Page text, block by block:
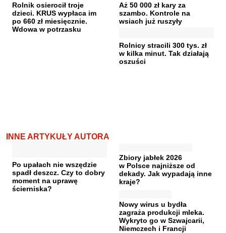
Rolnik osierocił troje
dzieci. KRUS wypłaca im
po 660 zł miesięcznie.
Wdowa w potrzasku
Aż 50 000 zł kary za
szambo. Kontrole na
wsiach już ruszyły
Rolnicy stracili 300 tys. zł
w kilka minut. Tak działają
oszuści
INNE ARTYKUŁY AUTORA
Po upałach nie wszędzie
spadł deszcz. Czy to dobry
moment na uprawę
ścierniska?
Zbiory jabłek 2026
w Polsce najniższe od
dekady. Jak wypadają inne
kraje?
Nowy wirus u bydła
zagraża produkcji mleka.
Wykryto go w Szwajcarii,
Niemczech i Francji